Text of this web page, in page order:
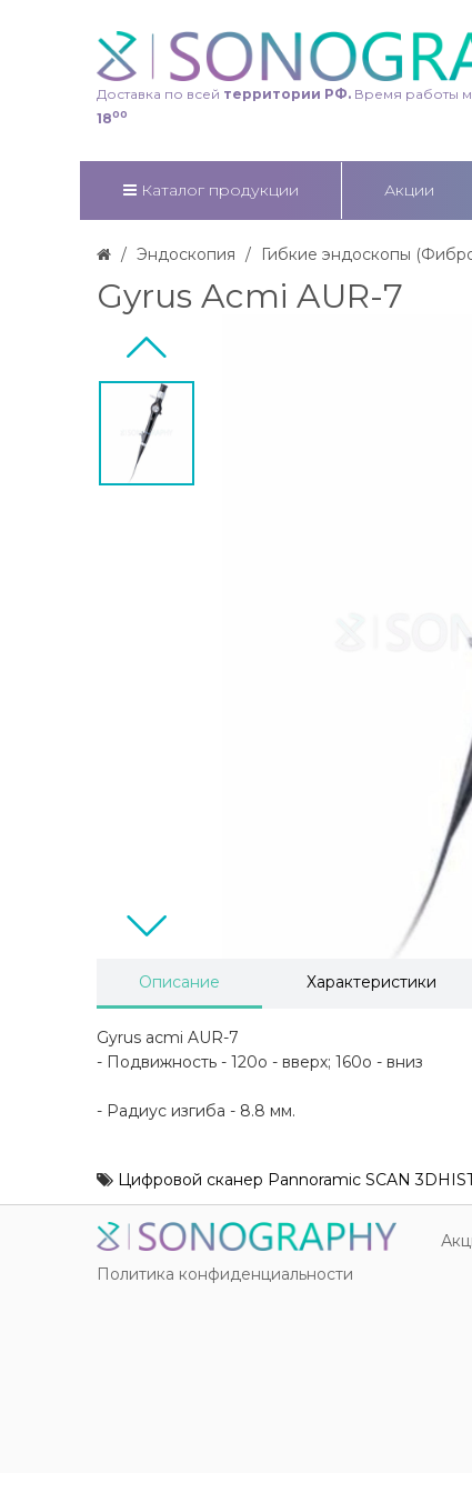
Доставка по всей территории РФ. Время работы
1800
Каталог продукции Акции
Эндоскопия Гибкие эндоскопы
Gyrus Acmi AUR-7
Описание Характеристики
Gyrus acmi AUR-7
- Подвижность - 120о - вверх; 160о - вниз
- Радиус изгиба - 8.8 мм.
Цифровой сканер Pannoramic SCAN
Политика конфиденциальности